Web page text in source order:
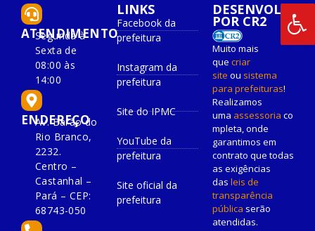
ATENDIMENTO
Segunda à
Sexta de
08:00 às
14:00
ENDEREÇO
Av. Barão do
Rio Branco,
2232.
Centro –
Castanhal –
Pará – CEP:
68743-050
LINKS
Facebook da
prefeitura
Instagram da
prefeitura
Site do IPMC
YouTube da
prefeitura
Site oficial da
prefeitura
DESENVOLVIDO
POR CR2
Muito mais
que criar
site ou sistema
para prefeituras!
Realizamos
uma assessoria co
mpleta, onde
garantimos em
contrato que todas
as exigências
das leis de
transparência
pública serão
atendidas.